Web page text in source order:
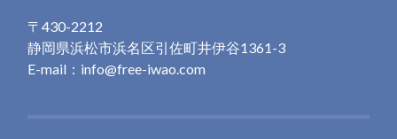
〒430-2212
静岡県浜松市浜名区引佐町井伊谷1361-3
E-mail：info@free-iwao.com